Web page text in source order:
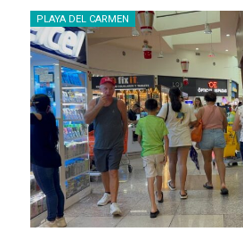
PLAYA DEL CARMEN